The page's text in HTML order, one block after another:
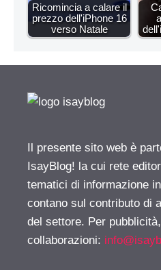
Ricomincia a calare il
prezzo dell'iPhone 16
verso Natale
Il presente sito web è
IsayBlog! la cui rete
tematici di informazione
contano sul contributo di
del settore. Per
collaborazioni: